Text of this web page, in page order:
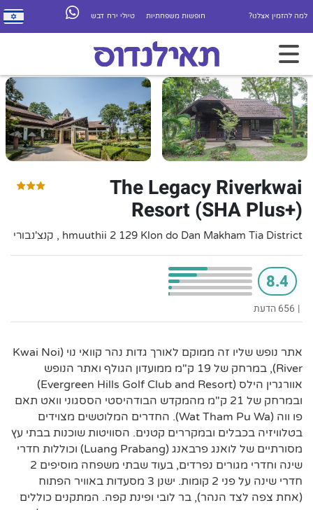
למה להזמין אצלנו? חופשות משפחתיות טיולי ירח דבש
The Legacy Riverkwai
Resort (SHA Plus+)
hmuuthii 2 129 Klon do Dan Makham Tia District , קנצ'נבורי
8.4
| 656 הדעת
אתר נופש שליו זה ממוקם לאורך גדות נהר קוואי נוי (Kwai Noi
River), במרחק של 19 ק"מ ממועדון הגולף ואתר הנופש
אוורגרין הילס (Evergreen Hills Golf Club and Resort)
ובמרחק של 21 ק"מ מהמקדש הבודהיסטי הססגוני וואט תאם
פו ווה (Wat Tham Pu Wa). החדרים המלוטשים מצוידים
בטלוויזיה בכבלים ובמקררים קטנים. הסוויטות שוכנות בבתי עץ
מסורתיים של לואנג פרבאנג (Luang Prabang) וכוללות חדרי
שינה וחדרי מגורים נפרדים, בעוד שבתי משפחה מוסיפים 2
חדרי שינה על פני 2 קומות. ישנן 3 מסעדות באוויר הפתוח
(אחת צפה לצד הנהר), בר לובי ופינת קפה. המתקנים כוללים